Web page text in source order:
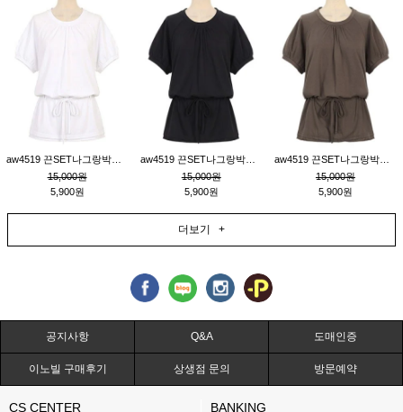
15,000원
5,900원
15,000원
5,900원
15,000원
5,900원
더보기 +
공지사항 Q&A 도매인증
이노빌 구매후기 상생점 문의 방문예약
CS CENTER BANKING